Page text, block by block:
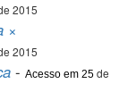
2015
×
2015
- Acesso em 25 de